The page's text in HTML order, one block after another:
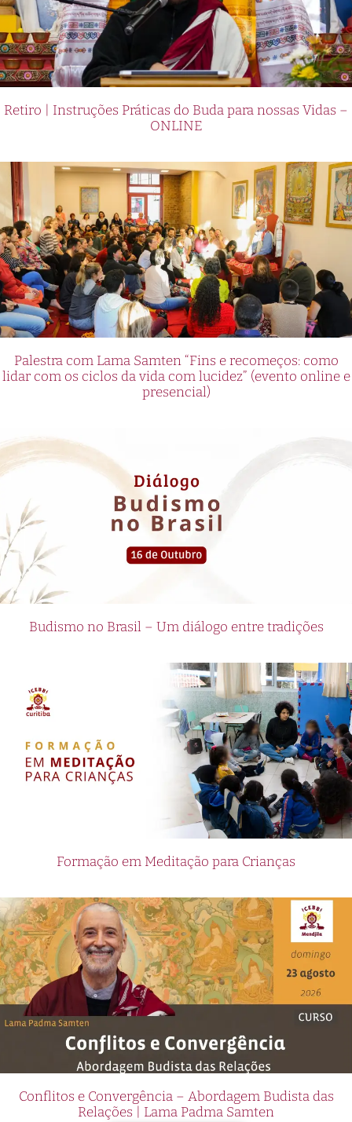
Retiro | Instruções Práticas do Buda para nossas Vidas –
ONLINE
Palestra com Lama Samten “Fins e recomeços: como
lidar com os ciclos da vida com lucidez” (evento online e
presencial)
Budismo no Brasil – Um diálogo entre tradições
Formação em Meditação para Crianças
Conflitos e Convergência – Abordagem Budista das
Relações | Lama Padma Samten